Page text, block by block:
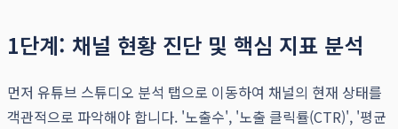
1단계: 채널 현황 진단 및 핵심 지표 분석
먼저 유튜브 스튜디오 분석 탭으로 이동하여 채널의 현재 상태를
객관적으로 파악해야 합니다. '노출수', '노출 클릭률(CTR)', '평균